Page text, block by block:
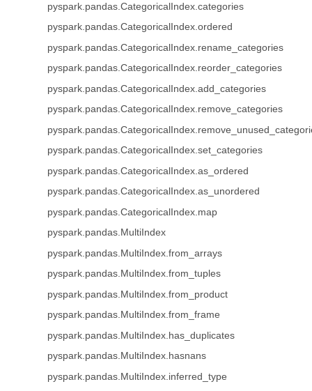
pyspark.pandas.CategoricalIndex.categories
pyspark.pandas.CategoricalIndex.ordered
pyspark.pandas.CategoricalIndex.rename_categories
pyspark.pandas.CategoricalIndex.reorder_categories
pyspark.pandas.CategoricalIndex.add_categories
pyspark.pandas.CategoricalIndex.remove_categories
pyspark.pandas.CategoricalIndex.set_categories
pyspark.pandas.CategoricalIndex.as_ordered
pyspark.pandas.CategoricalIndex.as_unordered
pyspark.pandas.CategoricalIndex.map
pyspark.pandas.MultiIndex
pyspark.pandas.MultiIndex.from_arrays
pyspark.pandas.MultiIndex.from_tuples
pyspark.pandas.MultiIndex.from_product
pyspark.pandas.MultiIndex.from_frame
pyspark.pandas.MultiIndex.has_duplicates
pyspark.pandas.MultiIndex.hasnans
pyspark.pandas.MultiIndex.inferred_type